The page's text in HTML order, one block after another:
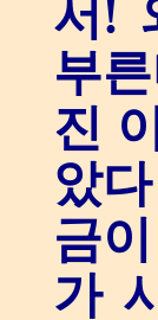
서!
부
진
았
금
가